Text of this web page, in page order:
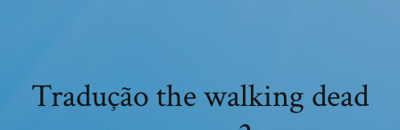
Tradução the walking dead